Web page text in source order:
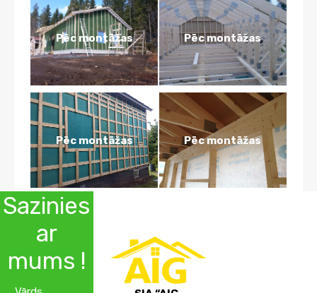
Pēc montāžas
Pēc montāžas
Pēc montāžas
Pēc montāžas
Sazinies
ar
mums !